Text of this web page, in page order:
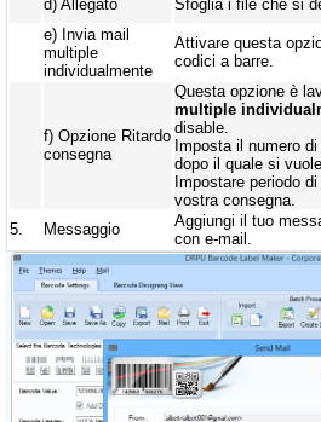
d)Allegato
Sfoglia i file che si
e)Invia mail
multiple
individualmente
Attivare questa
codici a barre.
f)Opzione Ritardo
consegna
Questa opzione è
multiple
disable.
Imposta il numero
dopo il quale si
Impostare periodo
vostra consegna.
5.
Messaggio
Aggiungi il tuo
con e-mail.